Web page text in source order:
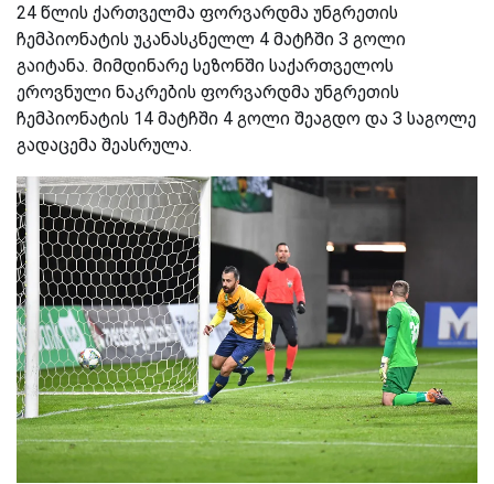
24 წლის ქართველმა ფორვარდმა უნგრეთის
ჩემპიონატის უკანასკნელლ 4 მატჩში 3 გოლი
გაიტანა. მიმდინარე სეზონში საქართველოს
ეროვნული ნაკრების ფორვარდმა უნგრეთის
ჩემპიონატის 14 მატჩში 4 გოლი შეაგდო და 3 საგოლე
გადაცემა შეასრულა.